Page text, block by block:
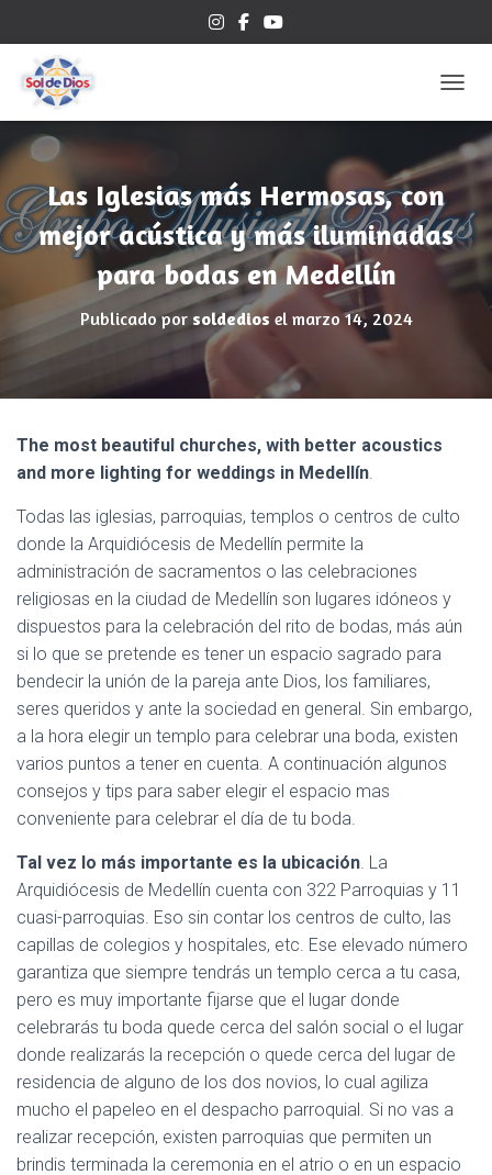
Las Iglesias más Hermosas, con
mejor acústica y más iluminadas
para bodas en Medellín
Publicado por soldedios el marzo 14, 2024
The most beautiful churches, with better acoustics
and more lighting for weddings in Medellín.
Todas las iglesias, parroquias, templos o centros de culto
donde la Arquidiócesis de Medellín permite la
administración de sacramentos o las celebraciones
religiosas en la ciudad de Medellín son lugares idóneos y
dispuestos para la celebración del rito de bodas, más aún
si lo que se pretende es tener un espacio sagrado para
bendecir la unión de la pareja ante Dios, los familiares,
seres queridos y ante la sociedad en general. Sin embargo,
a la hora elegir un templo para celebrar una boda, existen
varios puntos a tener en cuenta. A continuación algunos
consejos y tips para saber elegir el espacio mas
conveniente para celebrar el día de tu boda.
Tal vez lo más importante es la ubicación. La
Arquidiócesis de Medellín cuenta con 322 Parroquias y 11
cuasi-parroquias. Eso sin contar los centros de culto, las
capillas de colegios y hospitales, etc. Ese elevado número
garantiza que siempre tendrás un templo cerca a tu casa,
pero es muy importante fijarse que el lugar donde
celebrarás tu boda quede cerca del salón social o el lugar
donde realizarás la recepción o quede cerca del lugar de
residencia de alguno de los dos novios, lo cual agiliza
mucho el papeleo en el despacho parroquial. Si no vas a
realizar recepción, existen parroquias que permiten un
brindis terminada la ceremonia en el atrio o en un espacio